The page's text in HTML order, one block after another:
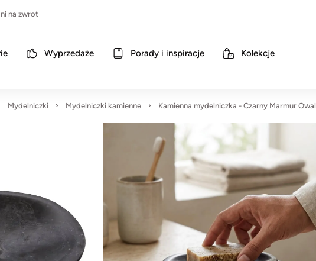
na zwrot
Wyprzedaże Porady i inspiracje Kolekcje
Mydelniczki Mydelniczki kamienne Kamienna mydelniczka - Czarny Marmur Owal